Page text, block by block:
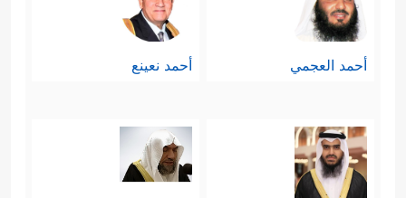
أحمد العجمي أحمد نعينع